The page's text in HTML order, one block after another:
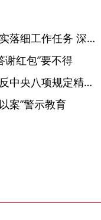
驻省市场监管局纪检监察组：落实落细工作任务 深化“三个以案”警示教育
谢红包”要不得
安徽省纪委监委公开曝光五起违反中央八项规定精神典型问题
案”警示教育